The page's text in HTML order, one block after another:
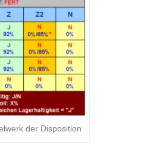
der Disposition